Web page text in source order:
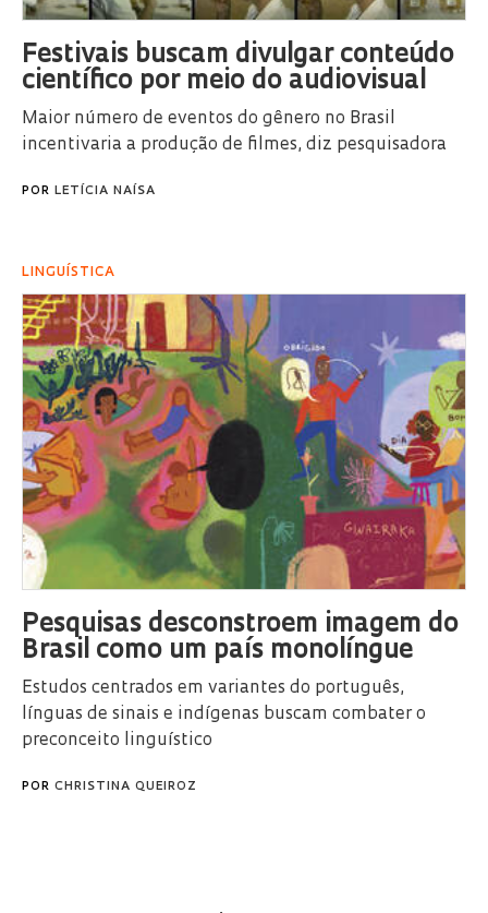
Festivais buscam divulgar conteúdo
científico por meio do audiovisual
Maior número de eventos do gênero no Brasil
incentivaria a produção de filmes, diz pesquisadora
POR LETÍCIA NAÍSA
LINGUÍSTICA
Pesquisas desconstroem imagem do
Brasil como um país monolíngue
Estudos centrados em variantes do português,
línguas de sinais e indígenas buscam combater o
preconceito linguístico
POR CHRISTINA QUEIROZ